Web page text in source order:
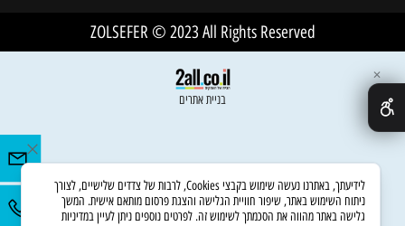
ZOLSEFER © 2023 All Rights Reserved
בניית אתרים
✕
לידיעתך, באתרנו נעשה שימוש בקבצי Cookies, לרבות של צדדים שלישיים, לצורך
ניתוח השימוש באתר, שיפור חוויית הגלישה והצגת פרסום מותאם אישית. המשך
גלישה באתר מהווה את הסכמתך לשימוש זה. לפרטים נוספים ניתן לעיין במדיניות